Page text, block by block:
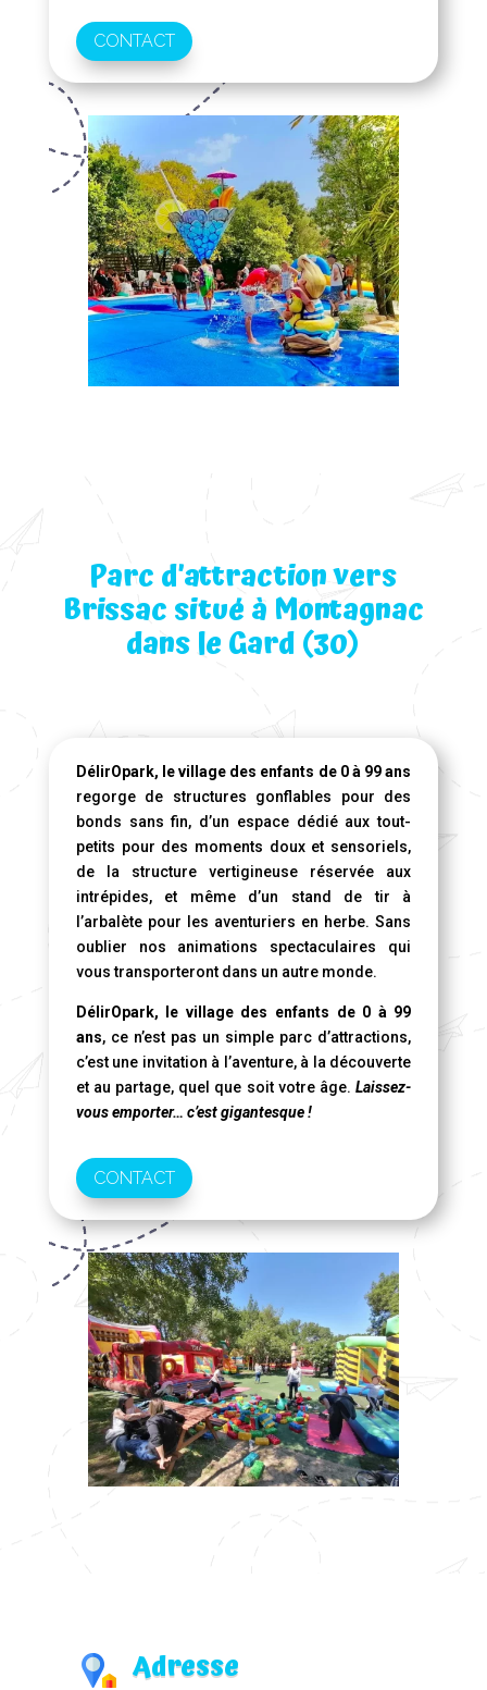
CONTACT
Parc d’attraction vers
Brissac situé à Montagnac
dans le Gard (30)
DélirOpark, le village des enfants de 0 à 99 ans
regorge de structures gonflables pour des
bonds sans fin, d’un espace dédié aux tout-
petits pour des moments doux et sensoriels,
de la structure vertigineuse réservée aux
intrépides, et même d’un stand de tir à
l’arbalète pour les aventuriers en herbe. Sans
oublier nos animations spectaculaires qui
vous transporteront dans un autre monde.
DélirOpark, le village des enfants de 0 à 99
ans, ce n’est pas un simple parc d’attractions,
c’est une invitation à l’aventure, à la découverte
et au partage, quel que soit votre âge.Laissez-
vous emporter… c’est gigantesque !
CONTACT
Adresse